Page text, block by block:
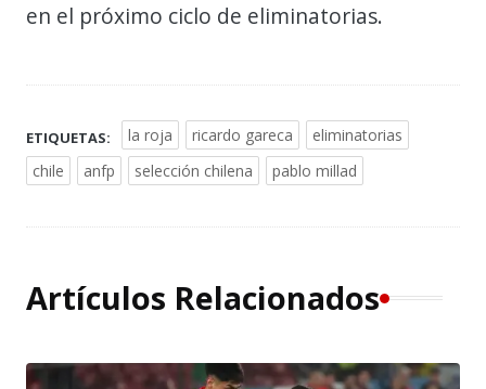
en el próximo ciclo de eliminatorias.
ETIQUETAS: la roja ricardo gareca
eliminatorias
chile
anfp selección chilena pablo millad
Artículos Relacionados